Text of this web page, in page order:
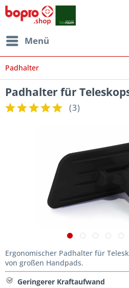
Menü
Padhalter
Padhalter für
(3)
Ergonomischer Padhalter für
von großen Handpads.
Geringerer Kraftaufwand